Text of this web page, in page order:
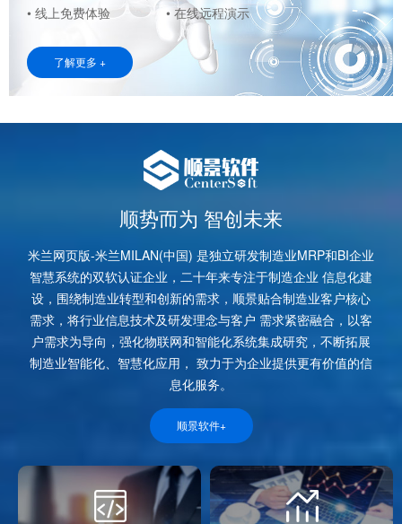
• 线上免费体验 • 在线远程演示
了解更多 +
顺势而为 智创未来
米兰网页版-米兰MILAN(中国) 是独立研发制造业MRP和BI企业
智慧系统的双软认证企业，二十年来专注于制造企业 信息化建
设，围绕制造业转型和创新的需求，顺景贴合制造业客户核心
需求，将行业信息技术及研发理念与客户 需求紧密融合，以客
户需求为导向，强化物联网和智能化系统集成研究，不断拓展
制造业智能化、智慧化应用， 致力于为企业提供更有价值的信
息化服务。
顺景软件+